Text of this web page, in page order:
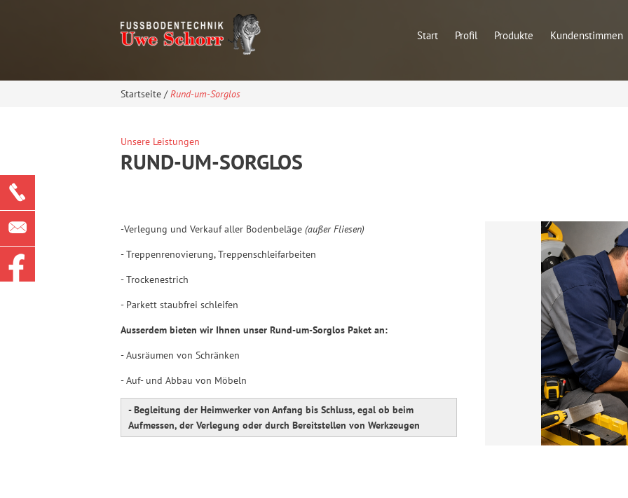
Start Profil Produkte Kundenstimmen
Startseite /Rund-um-Sorglos
Unsere Leistungen
RUND-UM-SORGLOS
-Verlegung und Verkauf aller Bodenbeläge (außer Fliesen)
- Treppenrenovierung, Treppenschleifarbeiten
- Trockenestrich
- Parkett staubfrei schleifen
Ausserdem bieten wir Ihnen unser Rund-um-Sorglos Paket an:
- Ausräumen von Schränken
- Auf- und Abbau von Möbeln
- Begleitung der Heimwerker von Anfang bis Schluss, egal ob beim
Aufmessen, der Verlegung oder durch Bereitstellen von Werkzeugen